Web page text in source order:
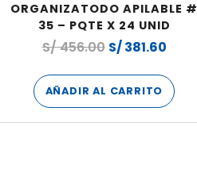
ORGANIZATODO APILABLE #
35 – PQTE X 24 UNID
S/456.00 S/381.60
AÑADIR AL CARRITO